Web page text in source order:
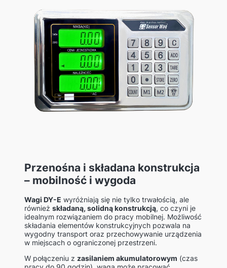
Przenośna i składana konstrukcja
– mobilność i wygoda
Wagi DY-E wyróżniają się nie tylko trwałością, ale
również składaną, solidną konstrukcją, co czyni je
idealnym rozwiązaniem do pracy mobilnej. Możliwość
składania elementów konstrukcyjnych pozwala na
wygodny transport oraz przechowywanie urządzenia
w miejscach o ograniczonej przestrzeni.
W połączeniu z zasilaniem akumulatorowym (czas